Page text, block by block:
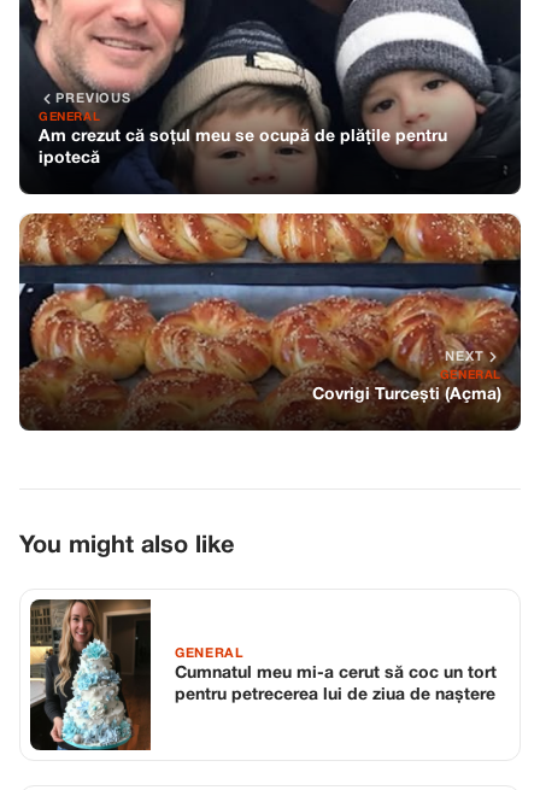
PREVIOUS
GENERAL
Am crezut că soțul meu se ocupă de plățile pentru
ipotecă
NEXT
GENERAL
Covrigi Turcești (Açma)
You might also like
GENERAL
Cumnatul meu mi-a cerut să coc un tort
pentru petrecerea lui de ziua de naștere